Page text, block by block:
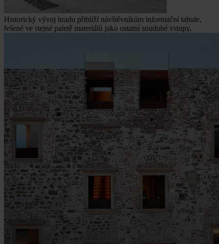
Historický vývoj hradu přiblíží návštěvníkům informační tabule,
řešené ve stejné paletě materiálů jako ostatní soudobé vstupy.